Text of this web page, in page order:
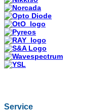
Service